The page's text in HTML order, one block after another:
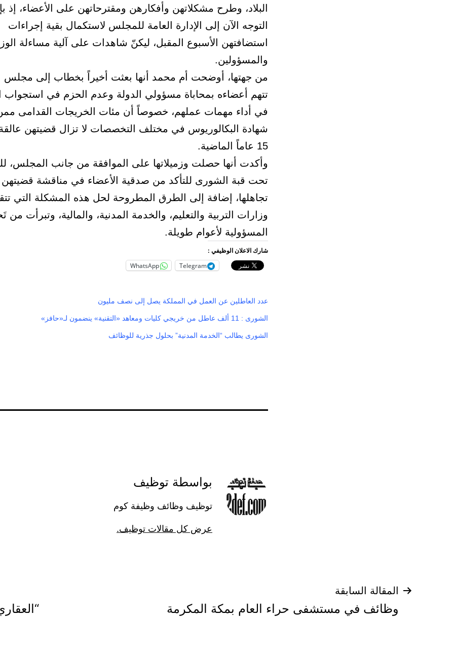
البلاد، وطرح مشكلاتهن وأفكارهن ومقترحاتهن على الأعضاء، إذ
التوجه الآن إلى الإدارة العامة للمجلس لاستكمال بقية إجراءات
استضافتهن الأسبوع المقبل، ليكنّ شاهدات على آلية مساءلة
والمسؤولين.
من جهتها، أوضحت أم محمد أنها بعثت أخيراً بخطاب إلى مجلس
تتهم أعضاءه بمحاباة مسؤولي الدولة وعدم الحزم في استجواب
في أداء مهمات عملهم، خصوصاً أن مئات الخريجات القدامى
شهادة البكالوريوس في مختلف التخصصات لا تزال قضيتهن
15 عاماً الماضية.
وأكدت أنها حصلت وزميلاتها على الموافقة من جانب المجلس،
تحت قبة الشورى للتأكد من صدقية الأعضاء في مناقشة
تجاهلها، إضافة إلى الطرق المطروحة لحل هذه المشكلة التي
وزارات التربية والتعليم، والخدمة المدنية، والمالية، وتبرأت من
المسؤولية لأعوام طويلة.
شارك الاعلان الوظيفي :
Telegram
WhatsApp
عدد العاطلين عن العمل في المملكة يصل إلى نصف مليون
الشورى : 11 ألف عاطل من خريجي كليات ومعاهد «التقنية» ينضمون لـ«حافز»
الشورى يطالب “الخدمة المدنية” بحلول جذرية للوظائف
بواسطة توظيف
توظيف وظائف وظيفة كوم
عرض كل مقالات توظيف.
تصفّح
المقالات
المقالة السابقة
وظائف في مستشفى حراء العام بمكة المكرمة “العقاري”